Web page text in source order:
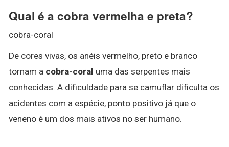
Qual é a cobra vermelha e preta?
cobra-coral
De cores vivas, os anéis vermelho, preto e branco
tornam a cobra-coral uma das serpentes mais
conhecidas. A dificuldade para se camuflar dificulta os
acidentes com a espécie, ponto positivo já que o
veneno é um dos mais ativos no ser humano.